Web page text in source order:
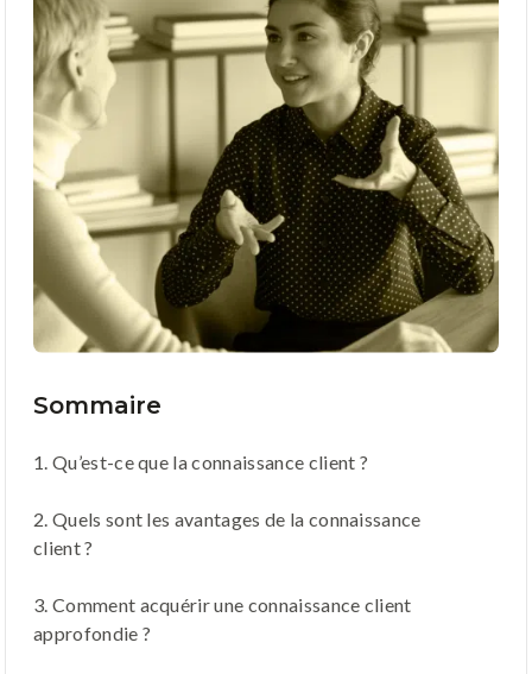
Sommaire
1. Qu’est-ce que la connaissance client ?
2. Quels sont les avantages de la connaissance
client ?
3. Comment acquérir une connaissance client
approfondie ?